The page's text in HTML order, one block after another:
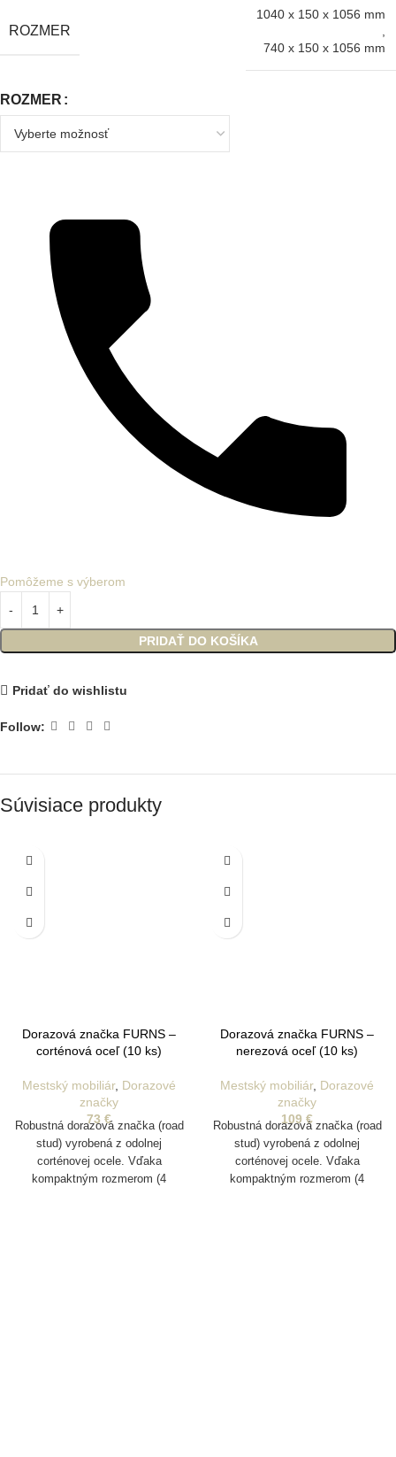
ROZMER
1040 x 150 x 1056 mm
,
740 x 150 x 1056 mm
ROZMER
PRIDAŤ DO KOŠÍKA
Pomôžeme s výberom
Pridať do wishlistu
Follow:
Súvisiace produkty
Dorazová značka FURNS –
corténová oceľ (10 ks)
Mestský mobiliár, Dorazové
značky
73 €
Robustná dorazová značka (road
stud) vyrobená z odolnej
corténovej ocele. Vďaka
kompaktným rozmerom (4
Dorazová značka FURNS –
nerezová oceľ (10 ks)
Mestský mobiliár, Dorazové
značky
109 €
Robustná dorazová značka (road
stud) vyrobená z odolnej
corténovej ocele. Vďaka
kompaktným rozmerom (4